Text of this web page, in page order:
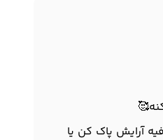
آرایش پاک کن یا